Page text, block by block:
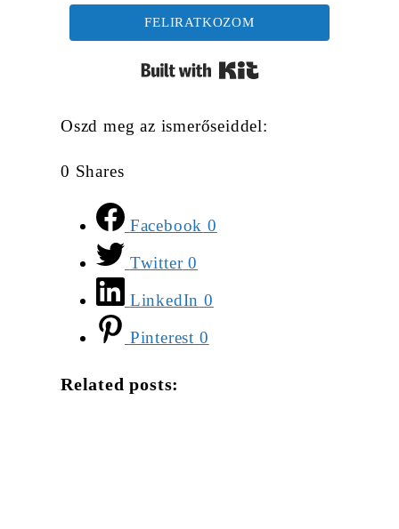
FELIRATKOZOM
Built with Kit
Oszd meg az ismerőseiddel:
0 Shares
Facebook 0
Twitter 0
LinkedIn 0
Pinterest 0
Related posts: